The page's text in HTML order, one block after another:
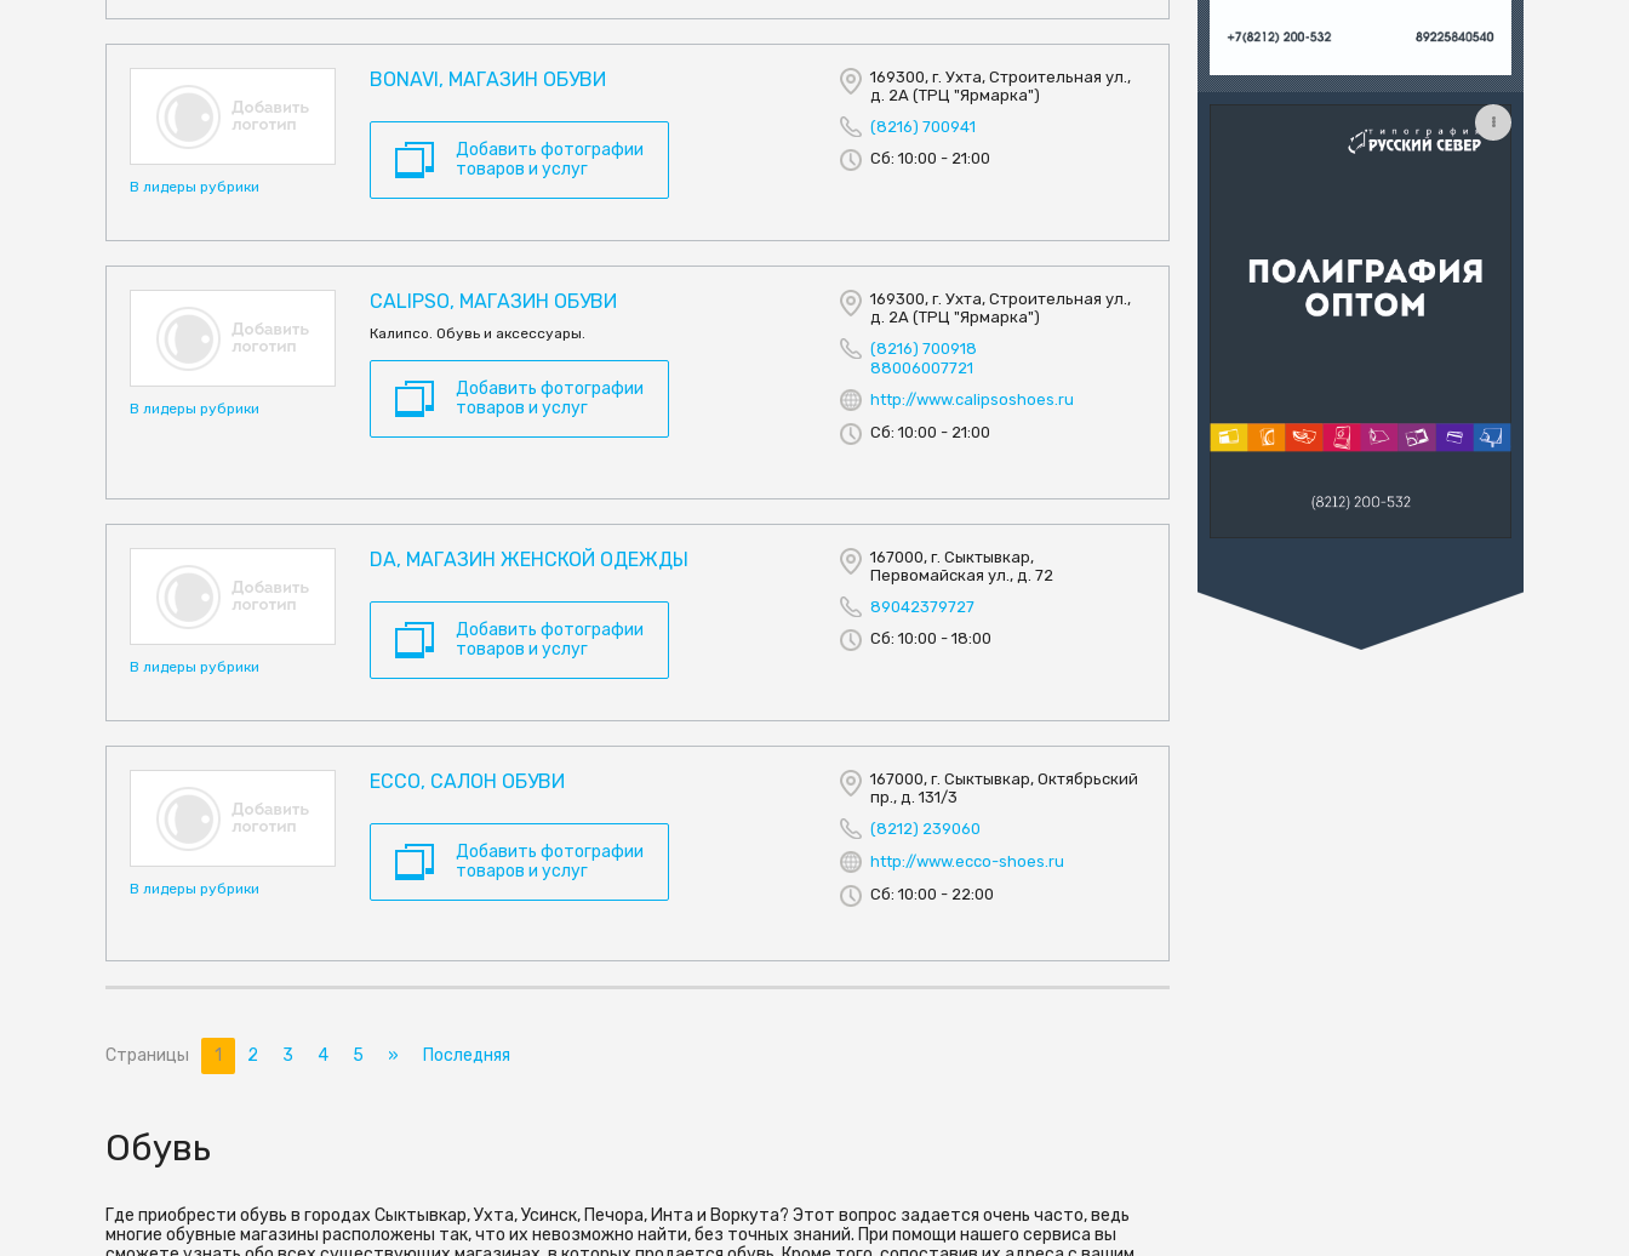
В лидеры рубрики
BONAVI, МАГАЗИН ОБУВИ
Добавить фотографии
товаров и услуг
169300, г. Ухта, Строительная ул.,
д. 2А (ТРЦ "Ярмарка")
(8216) 700941
Сб: 10:00 - 21:00
В лидеры рубрики
CALIPSO, МАГАЗИН ОБУВИ
Калипсо. Обувь и аксессуары.
Добавить фотографии
товаров и услуг
169300, г. Ухта, Строительная ул.,
д. 2А (ТРЦ "Ярмарка")
(8216) 700918
88006007721
http://www.calipsoshoes.ru
Сб: 10:00 - 21:00
В лидеры рубрики
DA, МАГАЗИН ЖЕНСКОЙ ОДЕЖДЫ
Добавить фотографии
товаров и услуг
167000, г. Сыктывкар,
Первомайская ул., д. 72
89042379727
Сб: 10:00 - 18:00
В лидеры рубрики
ECCO, САЛОН ОБУВИ
Добавить фотографии
товаров и услуг
167000, г. Сыктывкар, Октябрьский
пр., д. 131/3
(8212) 239060
http://www.ecco-shoes.ru
Сб: 10:00 - 22:00
Страницы 1 2 3 4 5 » Последняя
Обувь
Где приобрести обувь в городах Сыктывкар, Ухта, Усинск, Печора, Инта и Воркута? Этот вопрос задается очень часто, ведь
многие обувные магазины расположены так, что их невозможно найти, без точных знаний. При помощи нашего сервиса вы